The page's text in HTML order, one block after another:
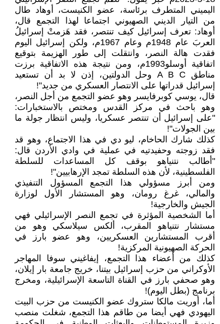
اليميني المتطرف برئاسة، عضو الكنيست، أوهاد طال
من التيار الديني الصهيوني اجتماعا لهذا التجمع قال،
أوهاد: تعرف إسرائيل كيف تنتصر، فقد هَزمتْ إسرائيلُ
العربَ عام 1948م وعام 1967م، ولكن إسرائيل اليوم
فقدت هالة النصر، وانتقلت إلى طور الهزيمة بتوقيع
اتفاقية أوسلو1993م، ومن نتيجة هذه الاتفاقية برزت
مناطق A B C وحل الدولتين، إذن لا بد أن تستعيد
إسرائيل قدراتها على الانتصار العسكري من جديد"!
قال، يوسي كوبرفايسر وهو عضو التجمع من أجل النصر،
وهو باحث في مركز القدس ومختص بالاستخبارات:
"على إسرائيل أن تنتصر عسكريا، وليس انتظار جولة ما
بين الجولات"!
كذلك شارك الحاخام، ليو دي في هذا الاجتماع، وهو قد
فقد زوجته وحفيدتيه في عملية في وادي الأردن قال:
"أطالب نتنياهو بوقف كل المساعدات للسلطة
الفلسطينية، لأن هذه السلطة تمجد الإرهابيين"!
ومن أبرز مسؤولي هذا التجمع المسؤول التنفيذي
والمالي، غرغ رومان، وهو المستشار الأول لوزارة
الجيش والخارجية!
أما الشخصية المؤثرة في تجمع النصر الإسرائيلي فهي
مستشار نتنياهو المقرب، ألكس سيلاسكي وهو من
أقرب المستشارين العسكريين، وهو عضو بارز في
الحركة الصهيونية المركزية!
كذلك من أعضاء هذا التجمع، إيفاغيني سوفا المهاجر
الأوكراني من حزب إسرائيل بيتنا، خريج جامعة بار إيلان،
وهو صحفي بارز في القناة التاسعة الإسرائيلية، ومخرج
برنامج (بطل اليوم)!
أما، أوريت مالكا ستروك عضو الكنيست من حزب البيت
اليهودي فهي أيضا من طاقم هذا التجمع، شغلت منصب